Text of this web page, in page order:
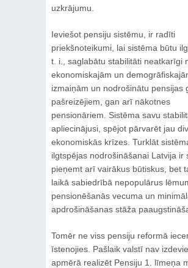
uzkrājumu.
Ieviešot pensiju sistēmu, ir radīti
priekšnoteikumi, lai sistēma būtu
t. i., saglabātu stabilitāti neatkarīgi
ekonomiskajām un
izmaiņām un nodrošinātu pensijas
pašreizējiem, gan arī nākotnes
pensionāriem. Sistēma savu
apliecinājusi, spējot pārvarēt jau
ekonomiskās krīzes. Turklāt
ilgtspējas nodrošināšanai Latvija ir
pieņemt arī vairākus būtiskus, bet
laikā sabiedrībā nepopulārus
pensionēšanās vecuma un
apdrošināšanas stāža
Tomēr ne viss pensiju reformā
īstenojies. Pašlaik valstī nav
apmērā realizēt Pensiju 1. līmeņa